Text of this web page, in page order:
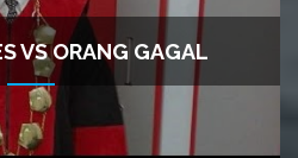
VS ORANG GAGAL